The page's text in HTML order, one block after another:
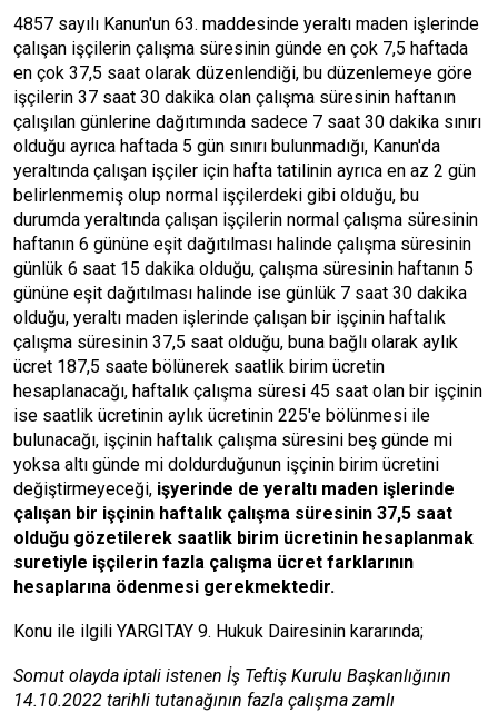
4857 sayılı Kanun'un 63. maddesinde yeraltı maden işlerinde
çalışan işçilerin çalışma süresinin günde en çok 7,5 haftada
en çok 37,5 saat olarak düzenlendiği, bu düzenlemeye göre
işçilerin 37 saat 30 dakika olan çalışma süresinin haftanın
çalışılan günlerine dağıtımında sadece 7 saat 30 dakika sınırı
olduğu ayrıca haftada 5 gün sınırı bulunmadığı, Kanun'da
yeraltında çalışan işçiler için hafta tatilinin ayrıca en az 2 gün
belirlenmemiş olup normal işçilerdeki gibi olduğu, bu
durumda yeraltında çalışan işçilerin normal çalışma süresinin
haftanın 6 gününe eşit dağıtılması halinde çalışma süresinin
günlük 6 saat 15 dakika olduğu, çalışma süresinin haftanın 5
gününe eşit dağıtılması halinde ise günlük 7 saat 30 dakika
olduğu, yeraltı maden işlerinde çalışan bir işçinin haftalık
çalışma süresinin 37,5 saat olduğu, buna bağlı olarak aylık
ücret 187,5 saate bölünerek saatlik birim ücretin
hesaplanacağı, haftalık çalışma süresi 45 saat olan bir işçinin
ise saatlik ücretinin aylık ücretinin 225'e bölünmesi ile
bulunacağı, işçinin haftalık çalışma süresini beş günde mi
yoksa altı günde mi doldurduğunun işçinin birim ücretini
değiştirmeyeceği, işyerinde de yeraltı maden işlerinde
çalışan bir işçinin haftalık çalışma süresinin 37,5 saat
olduğu gözetilerek saatlik birim ücretinin hesaplanmak
suretiyle işçilerin fazla çalışma ücret farklarının
hesaplarına ödenmesi gerekmektedir.
Konu ile ilgili YARGITAY 9. Hukuk Dairesinin kararında;
Somut olayda iptali istenen İş Teftiş Kurulu Başkanlığının
14.10.2022 tarihli tutanağının fazla çalışma zamlı